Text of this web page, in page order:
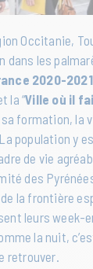
Occitanie,
dans les
2020-2021
la “Ville où il
formation, la
population y
de vie
des
la frontière
leurs week-
la nuit,
retrouver.